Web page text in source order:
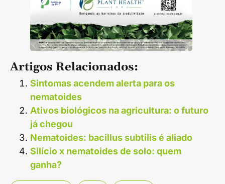
Artigos Relacionados:
Sintomas acendem alerta para os
nematoides
Ativos biológicos na agricultura: o futuro
já chegou
Nematoides: bacillus subtilis é aliado
Silício x nematoides de solo: quem
ganha?